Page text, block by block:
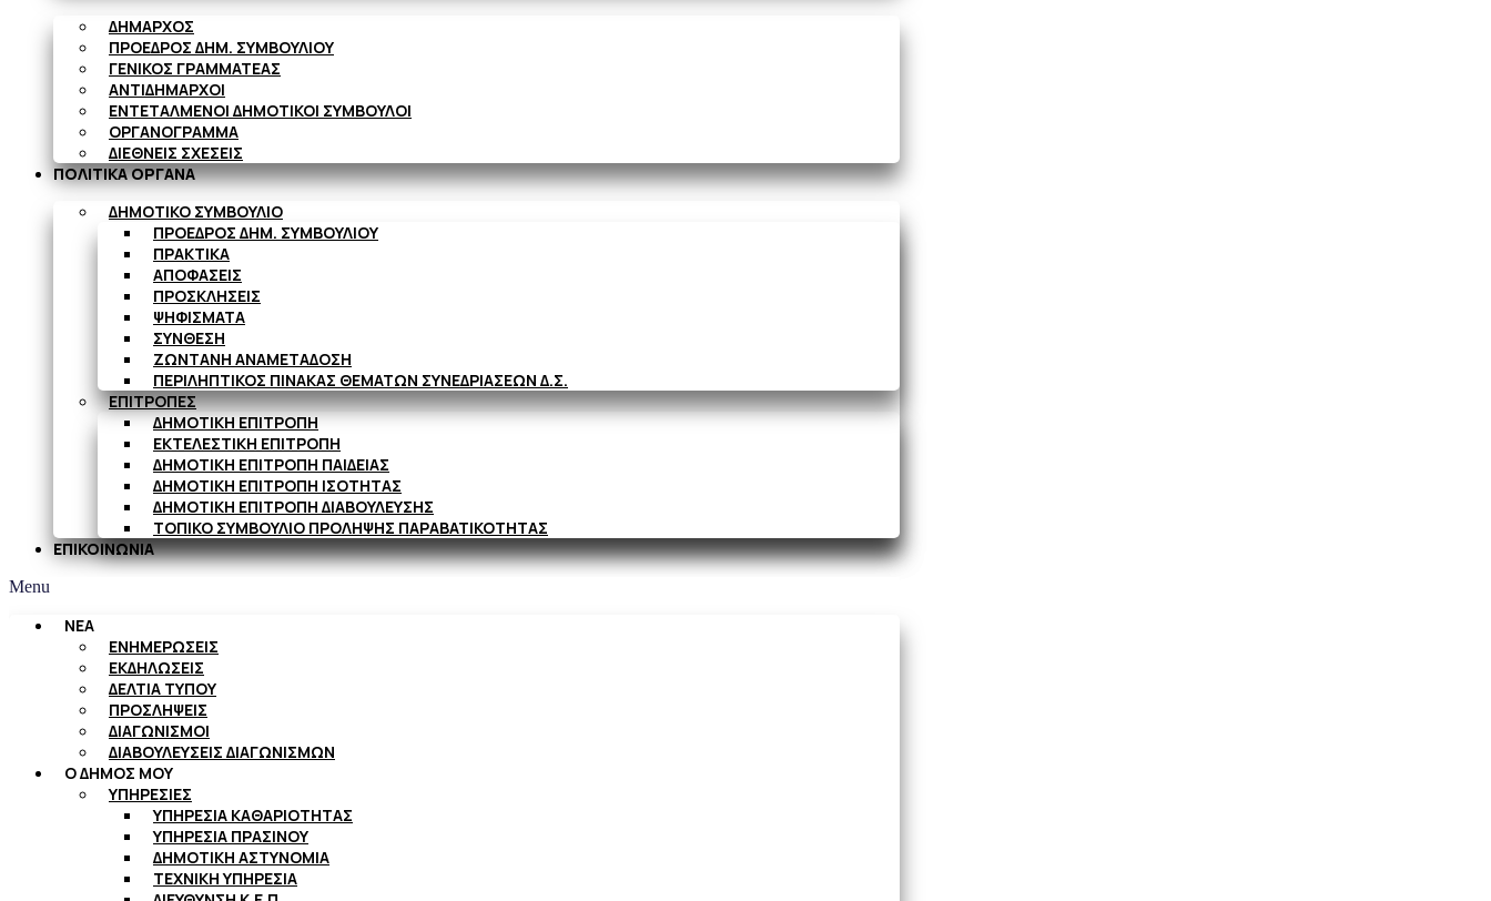
ΔΗΜΑΡΧΟΣ
ΠΡΟΕΔΡΟΣ ΔΗΜ. ΣΥΜΒΟΥΛΙΟΥ
ΓΕΝΙΚΟΣ ΓΡΑΜΜΑΤΕΑΣ
ΑΝΤΙΔΗΜΑΡΧΟΙ
ΕΝΤΕΤΑΛΜΕΝΟΙ ΔΗΜΟΤΙΚΟΙ ΣΥΜΒΟΥΛΟΙ
ΟΡΓΑΝΟΓΡΑΜΜΑ
ΔΙΕΘΝΕΙΣ ΣΧΕΣΕΙΣ
ΠΟΛΙΤΙΚΑ ΟΡΓΑΝΑ
ΔΗΜΟΤΙΚΟ ΣΥΜΒΟΥΛΙΟ
ΠΡΟΕΔΡΟΣ ΔΗΜ. ΣΥΜΒΟΥΛΙΟΥ
ΠΡΑΚΤΙΚΑ
ΑΠΟΦΑΣΕΙΣ
ΠΡΟΣΚΛΗΣΕΙΣ
ΨΗΦΙΣΜΑΤΑ
ΣΥΝΘΕΣΗ
ΖΩΝΤΑΝΗ ΑΝΑΜΕΤΑΔΟΣΗ
ΠΕΡΙΛΗΠΤΙΚΟΣ ΠΙΝΑΚΑΣ ΘΕΜΑΤΩΝ ΣΥΝΕΔΡΙΑΣΕΩΝ Δ.Σ.
ΕΠΙΤΡΟΠΕΣ
ΔΗΜΟΤΙΚΗ ΕΠΙΤΡΟΠΗ
ΕΚΤΕΛΕΣΤΙΚΗ ΕΠΙΤΡΟΠΗ
ΔΗΜΟΤΙΚΗ ΕΠΙΤΡΟΠΗ ΠΑΙΔΕΙΑΣ
ΔΗΜΟΤΙΚΗ ΕΠΙΤΡΟΠΗ ΙΣΟΤΗΤΑΣ
ΔΗΜΟΤΙΚΗ ΕΠΙΤΡΟΠΗ ΔΙΑΒΟΥΛΕΥΣΗΣ
ΤΟΠΙΚΟ ΣΥΜΒΟΥΛΙΟ ΠΡΟΛΗΨΗΣ ΠΑΡΑΒΑΤΙΚΟΤΗΤΑΣ
ΕΠΙΚΟΙΝΩΝΙΑ
Menu
ΝΕΑ
ΕΝΗΜΕΡΩΣΕΙΣ
ΕΚΔΗΛΩΣΕΙΣ
ΔΕΛΤΙΑ ΤΥΠΟΥ
ΠΡΟΣΛΗΨΕΙΣ
ΔΙΑΓΩΝΙΣΜΟΙ
ΔΙΑΒΟΥΛΕΥΣΕΙΣ ΔΙΑΓΩΝΙΣΜΩΝ
Ο ΔΗΜΟΣ ΜΟΥ
ΥΠΗΡΕΣΙΕΣ
ΥΠΗΡΕΣΙΑ ΚΑΘΑΡΙΟΤΗΤΑΣ
ΥΠΗΡΕΣΙΑ ΠΡΑΣΙΝΟΥ
ΔΗΜΟΤΙΚΗ ΑΣΤΥΝΟΜΙΑ
ΤΕΧΝΙΚΗ ΥΠΗΡΕΣΙΑ